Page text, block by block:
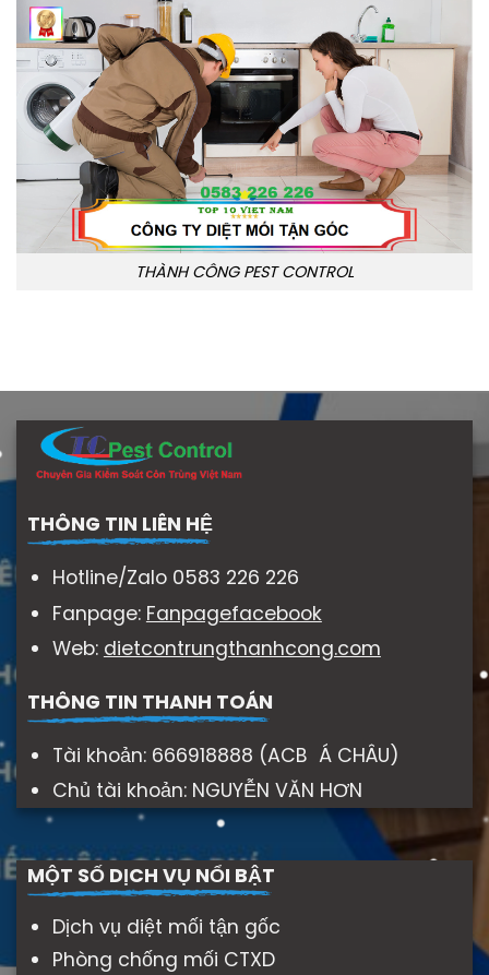
THÀNH CÔNG PEST CONTROL
THÔNG TIN LIÊN HỆ
Hotline/Zalo 0583 226 226
Fanpage: Fanpagefacebook
Web: dietcontrungthanhcong.com
THÔNG TIN THANH TOÁN
Tài khoản: 666918888 (ACB Á CHÂU)
Chủ tài khoản: NGUYỄN VĂN HƠN
MỘT SỐ DỊCH VỤ NỔI BẬT
Dịch vụ diệt mối tận gốc
Phòng chống mối CTXD